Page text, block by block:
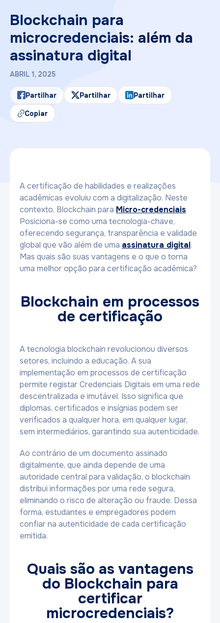
Blockchain para
microcredenciais: além da
assinatura digital
ABRIL 1, 2025
Partilhar Partilhar Partilhar
Copiar
A certificação de habilidades e realizações
acadêmicas evoluiu com a digitalização. Neste
contexto, Blockchain para Micro-credenciais
Posiciona-se como uma tecnologia-chave,
oferecendo segurança, transparência e validade
global que vão além de uma assinatura digital.
Mas quais são suas vantagens e o que o torna
uma melhor opção para certificação acadêmica?
Blockchain em processos
de certificação
A tecnologia blockchain revolucionou diversos
setores, incluindo a educação. A sua
implementação em processos de certificação
permite registar Credenciais Digitais em uma rede
descentralizada e imutável. Isso significa que
diplomas, certificados e insígnias podem ser
verificados a qualquer hora, em qualquer lugar,
sem intermediários, garantindo sua autenticidade.
Ao contrário de um documento assinado
digitalmente, que ainda depende de uma
autoridade central para validação, o blockchain
distribui informações por uma rede segura,
eliminando o risco de alteração ou fraude. Dessa
forma, estudantes e empregadores podem
confiar na autenticidade de cada certificação
emitida.
Quais são as vantagens
do Blockchain para
certificar
microcredenciais?